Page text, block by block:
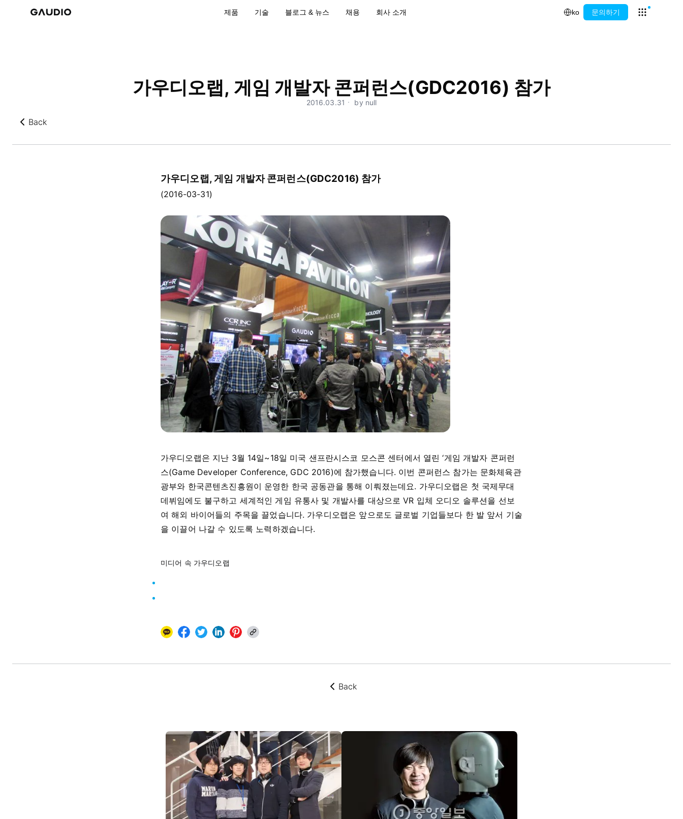
제품 기술 블로그 & 뉴스 채용 회사 소개 ko 문의하기
Open app
가우디오랩, 게임 개발자 콘퍼런스(GDC2016) 참가
2016.03.31ㆍ by null
뒤로가기
Back
가우디오랩, 게임 개발자 콘퍼런스(GDC2016) 참가
(2016-03-31)
가우디오랩은 지난 3월 14일~18일 미국 샌프란시스코 모스콘 센터에서 열린 ‘게임 개발자 콘퍼런
스(Game Developer Conference, GDC 2016)에 참가했습니다. 이번 콘퍼런스 참가는 문화체육관
광부와 한국콘텐츠진흥원이 운영한 한국 공동관을 통해 이뤄졌는데요. 가우디오랩은 첫 국제무대
데뷔임에도 불구하고 세계적인 게임 유통사 및 개발사를 대상으로 VR 입체 오디오 솔루션을 선보
여 해외 바이어들의 주목을 끌었습니다. 가우디오랩은 앞으로도 글로벌 기업들보다 한 발 앞서 기술
을 이끌어 나갈 수 있도록 노력하겠습니다.
미디어 속 가우디오랩
뒤로가기
Back